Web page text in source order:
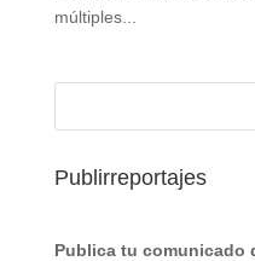
múltiples...
Publirreportajes
Publica tu comunicado